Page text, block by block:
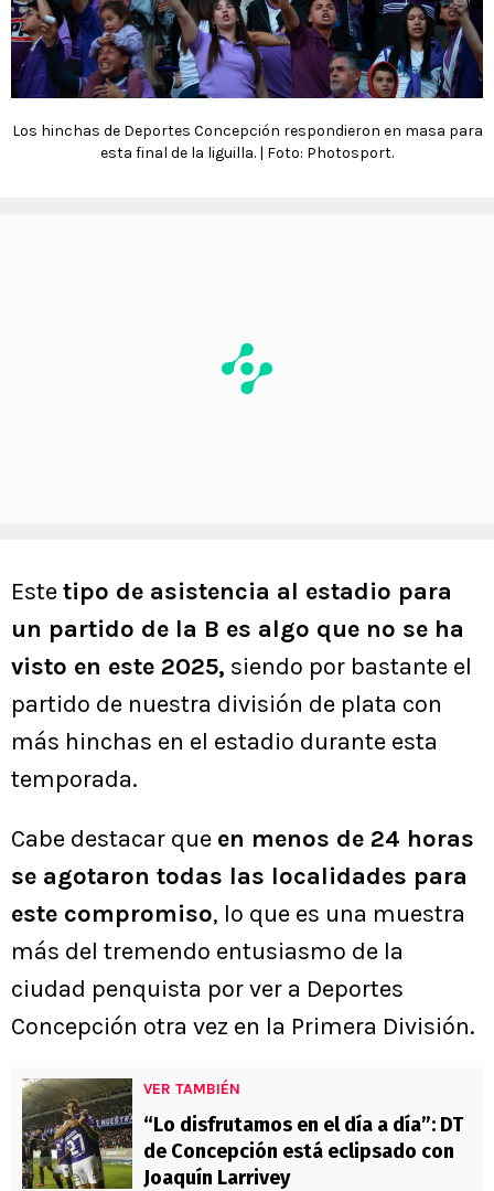
Los hinchas de Deportes Concepción respondieron en masa para
esta final de la liguilla. | Foto: Photosport.
Estetipo de asistencia al estadio para
un partido de la B es algo que no se ha
visto en este 2025, siendo por bastante el
partido de nuestra división de plata con
más hinchas en el estadio durante esta
temporada.
Cabe destacar que en menos de 24 horas
se agotaron todas las localidades para
este compromiso, lo que es una muestra
más del tremendo entusiasmo de la
ciudad penquista por ver a Deportes
Concepción otra vez en la Primera División.
VER TAMBIÉN
“Lo disfrutamos en el día a día”: DT
de Concepción está eclipsado con
Joaquín Larrivey